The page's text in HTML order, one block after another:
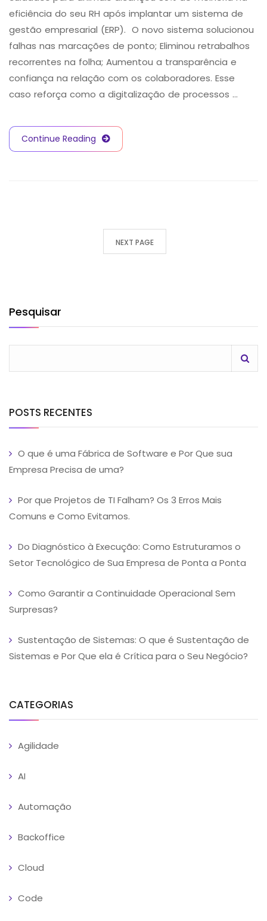
eficiência do seu RH após implantar um sistema de
gestão empresarial (ERP). O novo sistema solucionou
falhas nas marcações de ponto; Eliminou retrabalhos
recorrentes na folha; Aumentou a transparência e
confiança na relação com os colaboradores. Esse
caso reforça como a digitalização de processos …
Continue Reading
NEXT PAGE
Pesquisar
POSTS RECENTES
O que é uma Fábrica de Software e Por Que sua
Empresa Precisa de uma?
Por que Projetos de TI Falham? Os 3 Erros Mais
Comuns e Como Evitamos.
Do Diagnóstico à Execução: Como Estruturamos o
Setor Tecnológico de Sua Empresa de Ponta a Ponta
Como Garantir a Continuidade Operacional Sem
Surpresas?
Sustentação de Sistemas: O que é Sustentação de
Sistemas e Por Que ela é Crítica para o Seu Negócio?
CATEGORIAS
Agilidade
AI
Automação
Backoffice
Cloud
Code